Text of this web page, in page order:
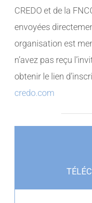
CREDO et de la
envoyées
organisation est
n’avez pas reçu
obtenir le lien
credo.com